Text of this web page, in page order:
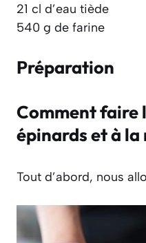
21 cl d’eau tiède
540 g de farine
Préparation
Comment faire
épinards et à
Tout d’abord, nous